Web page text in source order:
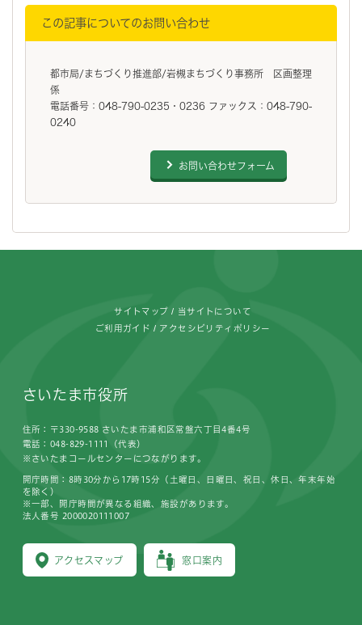
この記事についてのお問い合わせ
都市局/まちづくり推進部/岩槻まちづくり事務所 区画整理
係
電話番号：048-790-0235・0236 ファックス：048-790-
0240
お問い合わせフォーム
サイトマップ 当サイトについて
ご利用ガイド アクセシビリティポリシー
さいたま市役所
住所：〒330-9588 さいたま市浦和区常盤六丁目4番4号
電話：048-829-1111（代表）
※さいたまコールセンターにつながります。
アクセスマップ 窓口案内
開庁時間：8時30分から17時15分（土曜日、日曜日、祝日、休日、年末年始
を除く）
※一部、開庁時間が異なる組織、施設があります。
法人番号 2000020111007